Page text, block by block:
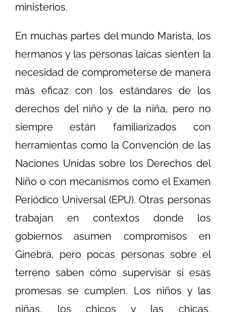
ministerios.
En muchas partes del mundo Marista, los
hermanos y las personas laicas sienten la
necesidad de comprometerse de manera
más eficaz con los estándares de los
derechos del niño y de la niña, pero no
siempre están familiarizados con
herramientas como la Convención de las
Naciones Unidas sobre los Derechos del
Niño o con mecanismos como el Examen
Periódico Universal (EPU). Otras personas
trabajan en contextos donde los
gobiernos asumen compromisos en
Ginebra, pero pocas personas sobre el
terreno saben cómo supervisar si esas
promesas se cumplen. Los niños y las
niñas, los chicos y las chicas,